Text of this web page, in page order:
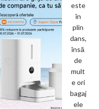
este
în
plin
dans,
însă
de
mult
e ori
bagaj
ele